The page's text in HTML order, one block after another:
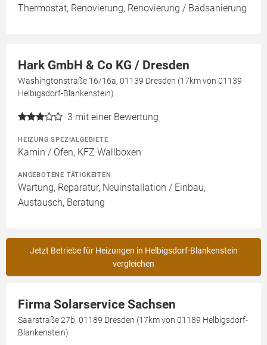
Thermostat, Renovierung, Renovierung / Badsanierung
Hark GmbH & Co KG / Dresden
Washingtonstraße 16/16a, 01139 Dresden (17km von 01139
Helbigsdorf-Blankenstein)
3 mit einer Bewertung
HEIZUNG SPEZIALGEBIETE
Kamin / Ofen, KFZ Wallboxen
ANGEBOTENE TÄTIGKEITEN
Wartung, Reparatur, Neuinstallation / Einbau,
Austausch, Beratung
Jetzt Betriebe für Heizungen in Helbigsdorf-Blankenstein
vergleichen
Firma Solarservice Sachsen
Saarstraße 27b, 01189 Dresden (17km von 01189 Helbigsdorf-
Blankenstein)